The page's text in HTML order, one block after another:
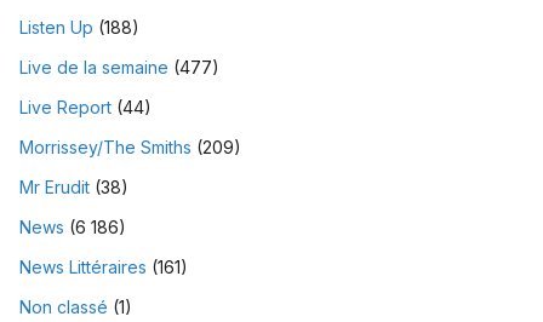
Listen Up (188)
Live de la semaine (477)
Live Report (44)
Morrissey/The Smiths (209)
Mr Erudit (38)
News (6 186)
News Littéraires (161)
Non classé (1)